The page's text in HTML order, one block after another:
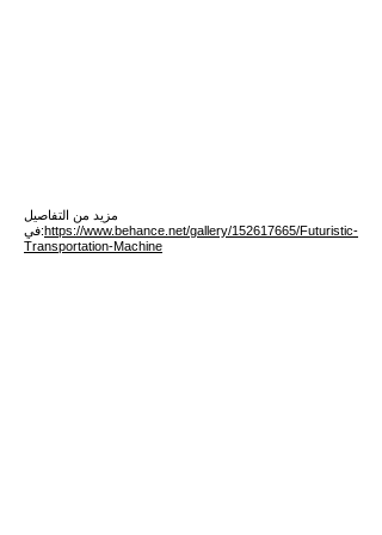
مزيد من التفاصيل
في:https://www.behance.net/gallery/152617665/Futuristic-
Transportation-Machine